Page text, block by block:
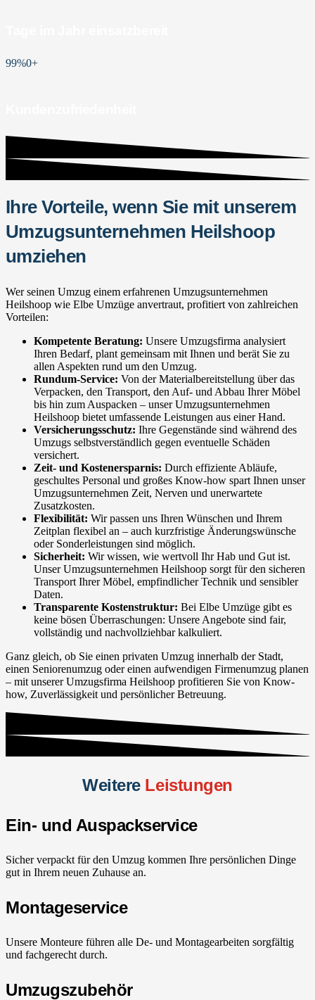
99%0+
Ihre Vorteile, wenn Sie mit unserem
Umzugsunternehmen Heilshoop
umziehen
Wer seinen Umzug einem erfahrenen Umzugsunternehmen
Heilshoop wie Elbe Umzüge anvertraut, profitiert von zahlreichen
Vorteilen:
Kompetente Beratung: Unsere Umzugsfirma analysiert
Ihren Bedarf, plant gemeinsam mit Ihnen und berät Sie zu
allen Aspekten rund um den Umzug.
Rundum-Service: Von der Materialbereitstellung über das
Verpacken, den Transport, den Auf- und Abbau Ihrer Möbel
bis hin zum Auspacken – unser Umzugsunternehmen
Heilshoop bietet umfassende Leistungen aus einer Hand.
Versicherungsschutz: Ihre Gegenstände sind während des
Umzugs selbstverständlich gegen eventuelle Schäden
versichert.
Zeit- und Kostenersparnis: Durch effiziente Abläufe,
geschultes Personal und großes Know-how spart Ihnen unser
Umzugsunternehmen Zeit, Nerven und unerwartete
Zusatzkosten.
Flexibilität: Wir passen uns Ihren Wünschen und Ihrem
Zeitplan flexibel an – auch kurzfristige Änderungswünsche
oder Sonderleistungen sind möglich.
Sicherheit: Wir wissen, wie wertvoll Ihr Hab und Gut ist.
Unser Umzugsunternehmen Heilshoop sorgt für den sicheren
Transport Ihrer Möbel, empfindlicher Technik und sensibler
Daten.
Transparente Kostenstruktur: Bei Elbe Umzüge gibt es
keine bösen Überraschungen: Unsere Angebote sind fair,
vollständig und nachvollziehbar kalkuliert.
Ganz gleich, ob Sie einen privaten Umzug innerhalb der Stadt,
einen Seniorenumzug oder einen aufwendigen Firmenumzug planen
– mit unserer Umzugsfirma Heilshoop profitieren Sie von Know-
how, Zuverlässigkeit und persönlicher Betreuung.
Weitere Leistungen
Ein- und Auspackservice
Sicher verpackt für den Umzug kommen Ihre persönlichen Dinge
gut in Ihrem neuen Zuhause an.
Montageservice
Unsere Monteure führen alle De- und Montagearbeiten sorgfältig
und fachgerecht durch.
Umzugszubehör